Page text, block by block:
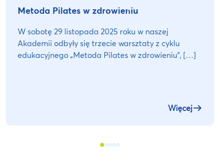
Metoda Pilates w zdrowieniu
W sobotę 29 listopada 2025 roku w naszej
Akademii odbyły się trzecie warsztaty z cyklu
edukacyjnego „Metoda Pilates w zdrowieniu”, […]
Więcej